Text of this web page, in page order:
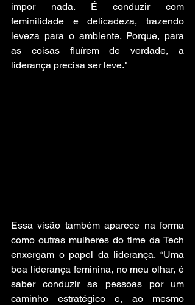
impor nada. É conduzir com
feminilidade e delicadeza, trazendo
leveza para o ambiente. Porque, para
as coisas fluírem de verdade, a
liderança precisa ser leve."
Essa visão também aparece na forma
como outras mulheres do time da Tech
enxergam o papel da liderança. “Uma
boa liderança feminina, no meu olhar, é
saber conduzir as pessoas por um
caminho estratégico e, ao mesmo